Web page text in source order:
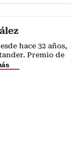
hace 32 años,
Premio de